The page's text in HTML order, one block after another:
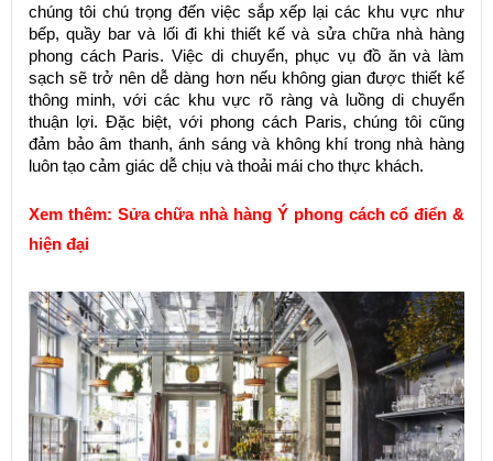
chúng tôi chú trọng đến việc sắp xếp lại các khu vực như
bếp, quầy bar và lối đi khi thiết kế và sửa chữa nhà hàng
phong cách Paris. Việc di chuyển, phục vụ đồ ăn và làm
sạch sẽ trở nên dễ dàng hơn nếu không gian được thiết kế
thông minh, với các khu vực rõ ràng và luồng di chuyển
thuận lợi. Đặc biệt, với phong cách Paris, chúng tôi cũng
đảm bảo âm thanh, ánh sáng và không khí trong nhà hàng
luôn tạo cảm giác dễ chịu và thoải mái cho thực khách.
Xem thêm: Sửa chữa nhà hàng Ý phong cách cổ điển &
hiện đại